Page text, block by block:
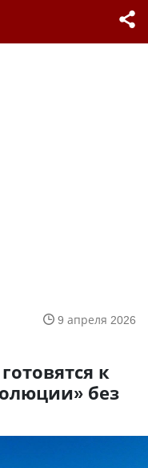
9 апреля 2026
к
без